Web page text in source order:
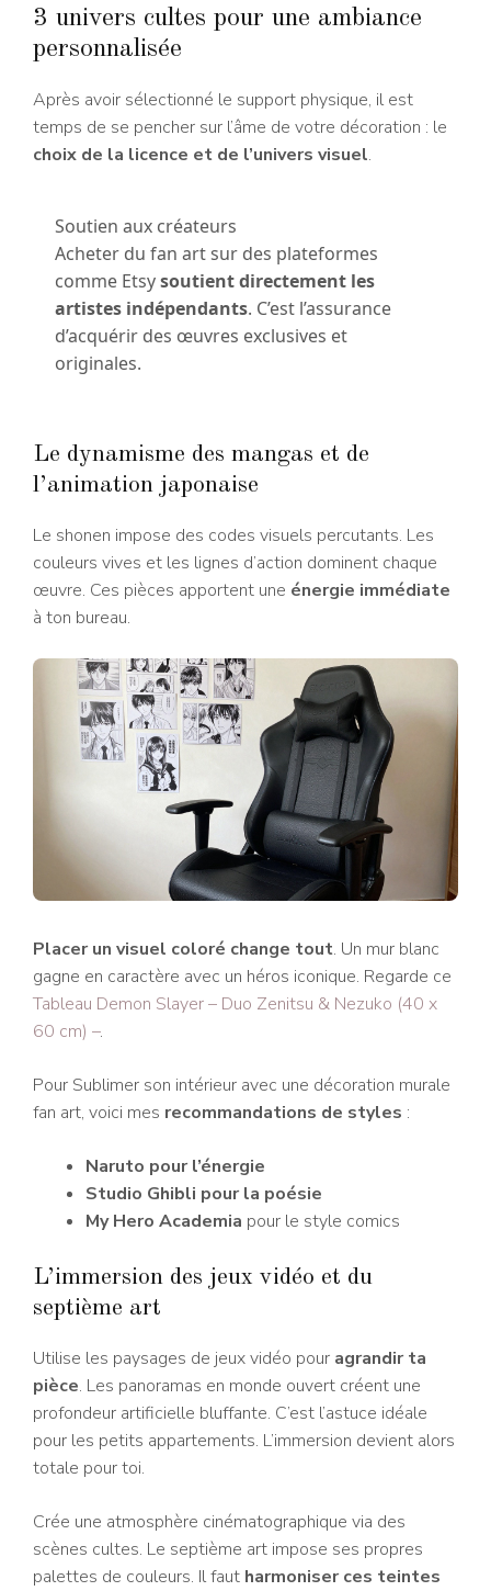
3 univers cultes pour une ambiance
personnalisée
Après avoir sélectionné le support physique, il est
temps de se pencher sur l’âme de votre décoration : le
choix de la licence et de l’univers visuel.
Soutien aux créateurs
Acheter du fan art sur des plateformes
comme Etsysoutient directement les
artistes indépendants. C’est l’assurance
d’acquérir des œuvres exclusives et
originales.
Le dynamisme des mangas et de
l’animation japonaise
Le shonen impose des codes visuels percutants. Les
couleurs vives et les lignes d’action dominent chaque
œuvre. Ces pièces apportent une énergie immédiate
à ton bureau.
Placer un visuel coloré change tout. Un mur blanc
gagne en caractère avec un héros iconique. Regarde ce
Tableau Demon Slayer – Duo Zenitsu & Nezuko (40 x
60 cm) –.
Pour Sublimer son intérieur avec une décoration murale
fan art, voici mes recommandations de styles :
Naruto pour l’énergie
Studio Ghibli pour la poésie
My Hero Academia pour le style comics
L’immersion des jeux vidéo et du
septième art
Utilise les paysages de jeux vidéo pour agrandir ta
pièce. Les panoramas en monde ouvert créent une
profondeur artificielle bluffante. C’est l’astuce idéale
pour les petits appartements. L’immersion devient alors
totale pour toi.
Crée une atmosphère cinématographique via des
scènes cultes. Le septième art impose ses propres
palettes de couleurs. Il faut harmoniser ces teintes